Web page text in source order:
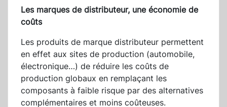
Les marques de distributeur, une économie de
coûts
Les produits de marque distributeur permettent
en effet aux sites de production (automobile,
électronique…) de réduire les coûts de
production globaux en remplaçant les
composants à faible risque par des alternatives
complémentaires et moins coûteuses.